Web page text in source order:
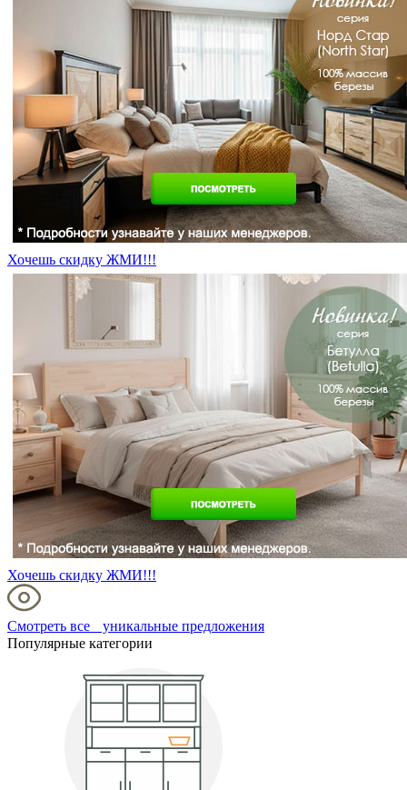
Хочешь скидку ЖМИ!!!
Хочешь скидку ЖМИ!!!
Смотреть все уникальные предложения
Популярные категории